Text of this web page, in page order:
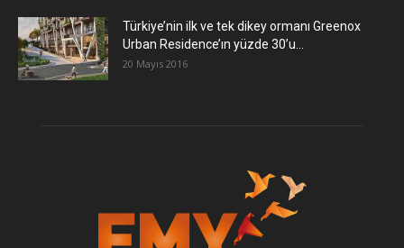
Türkiye’nin ilk ve tek dikey ormanı Greenox
Urban Residence’ın yüzde 30’u...
20 Mayıs 2016